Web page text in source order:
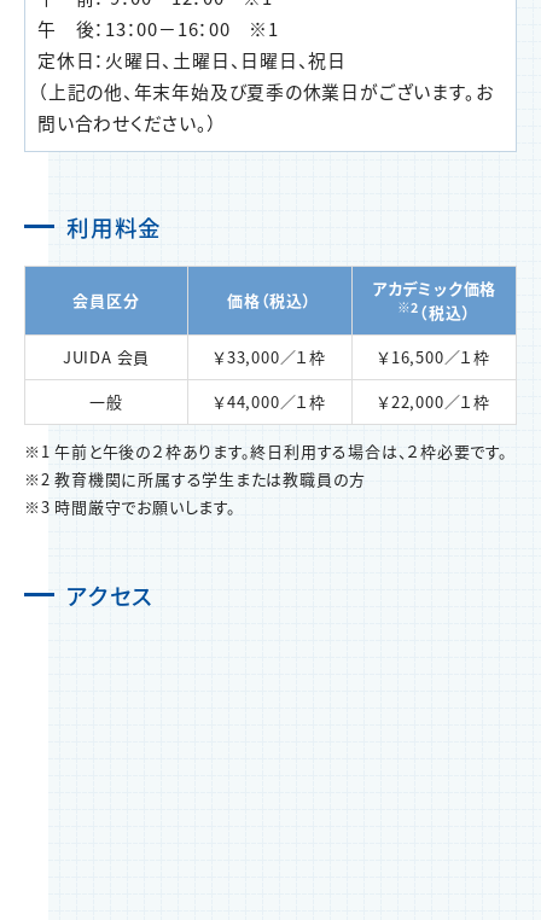
午 後：13：00－16：00 ※1
定休日：火曜日、土曜日、日曜日、祝日
（上記の他、年末年始及び夏季の休業日がございます。お
問い合わせください。）
利用料金
会員区分 価格（税込）
アカデミック価格
※2（税込）
JUIDA 会員
￥33,000／１枠
￥16,500／１枠
一般
￥44,000／１枠 ￥22,000／１枠
※1 午前と午後の２枠あります。終日利用する場合は、２枠必要です。
※2 教育機関に所属する学生または教職員の方
※3 時間厳守でお願いします。
アクセス